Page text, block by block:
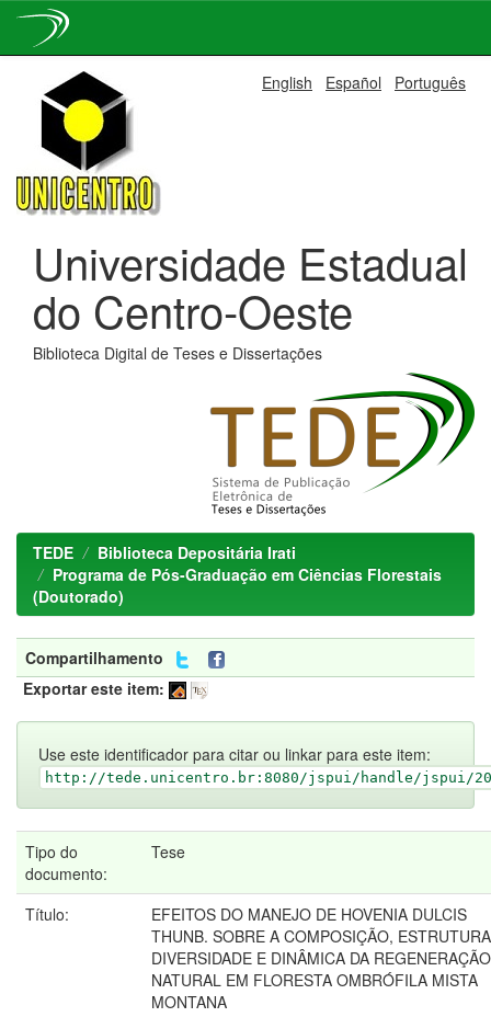
navigation
English Español Português
Universidade Estadual
do Centro-Oeste
Biblioteca Digital de Teses e Dissertações
TEDE
Biblioteca Depositária Irati
Programa de Pós-Graduação em Ciências Florestais
(Doutorado)
Compartilhamento
Exportar este item:
Use este identificador para citar ou linkar para este item:
http://tede.unicentro.br:8080/jspui/handle/jspui/
Tipo do
documento:
Tese
Título:
EFEITOS DO MANEJO DE HOVENIA DULCIS
THUNB. SOBRE A COMPOSIÇÃO,
DIVERSIDADE E DINÂMICA DA REGENERAÇÃO
NATURAL EM FLORESTA OMBRÓFILA MISTA
MONTANA